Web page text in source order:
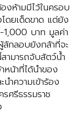
งห้ามมีไว้ในครอบ
ดยเด็ดขาด แต่ยัง
1,000 บาท มูลค่า
กลอบยังกล้าที่จะ
ามารถจับสัตว์น้ำ
น้าที่ได้นำของ
ำความเข้าร้อง
ศรีธรรมราช